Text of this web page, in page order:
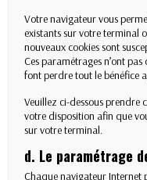
Votre navigateur vous
existants sur votre terminal
nouveaux cookies sont
Ces paramétrages n’ont
font perdre tout le bénéfice
Veuillez ci-dessous prendre
votre disposition afin que
sur votre terminal.
d. Le paramétrage
Chaque navigateur Internet